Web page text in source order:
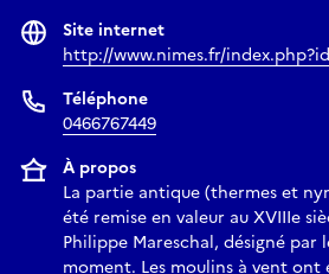
Site internet
http://www.nimes.fr/
Téléphone
0466767449
À propos
La partie antique (thermes et
été remise en valeur au XVIIIe
Philippe Mareschal, désigné
moment. Les moulins à vent